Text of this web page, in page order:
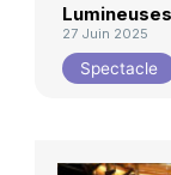
27 Juin 2025
Spectacle